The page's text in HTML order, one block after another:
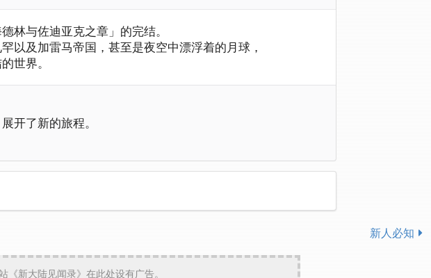
林与佐迪亚克之章」的完结。
以及加雷马帝国，甚至是夜空中漂浮着的月球，
世界。
开了新的旅程。
新人必知
《新大陆见闻录》在此处设有广告。